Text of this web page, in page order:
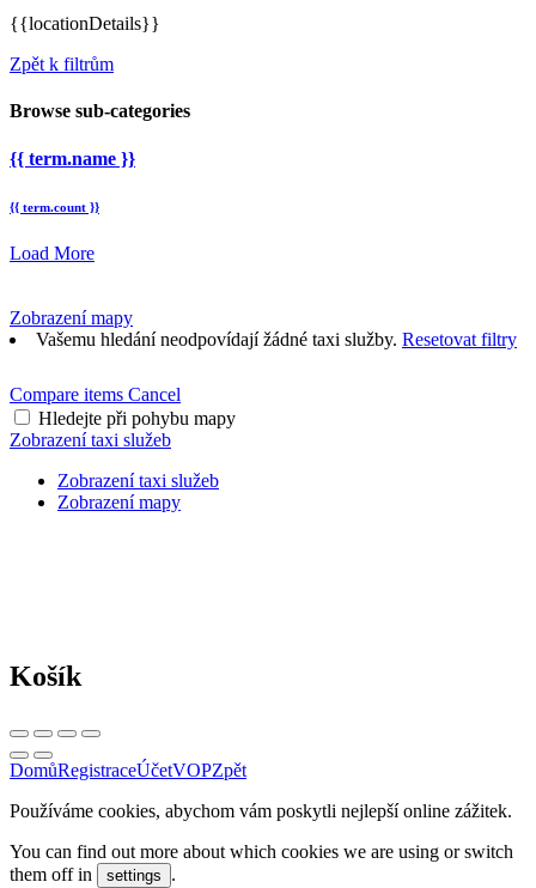
{{locationDetails}}
Zpět k filtrům
Browse sub-categories
{{ term.name }}
{{ term.count }}
Load More
Zobrazení mapy
Vašemu hledání neodpovídají žádné taxi služby. Resetovat filtry
Compare items Cancel
Hledejte při pohybu mapy
Zobrazení taxi služeb
Zobrazení taxi služeb
Zobrazení mapy
Košík
DomůRegistraceÚčetVOPZpět
Používáme cookies, abychom vám poskytli nejlepší online zážitek.
You can find out more about which cookies we are using or switch
them off in
settings .